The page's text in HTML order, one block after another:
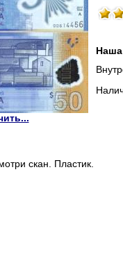
Наша
скан. Пластик.